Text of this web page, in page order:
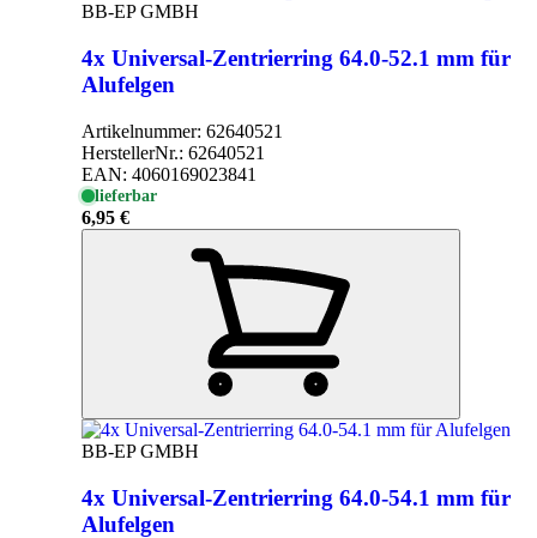
BB-EP GMBH
4x Universal-Zentrierring 64.0-52.1 mm für
Alufelgen
Artikelnummer: 62640521
HerstellerNr.: 62640521
EAN: 4060169023841
lieferbar
6,95 €
BB-EP GMBH
4x Universal-Zentrierring 64.0-54.1 mm für
Alufelgen